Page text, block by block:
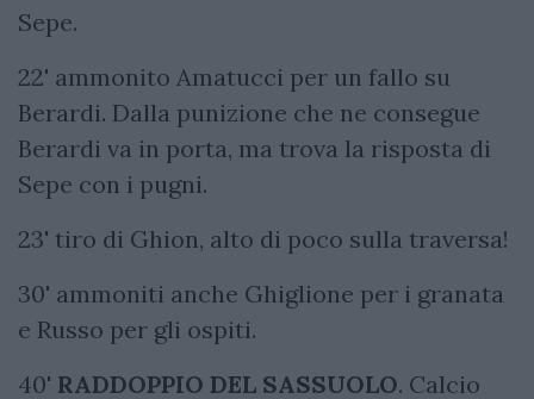
Sepe.
22' ammonito Amatucci per un fallo su
Berardi. Dalla punizione che ne consegue
Berardi va in porta, ma trova la risposta di
Sepe con i pugni.
23' tiro di Ghion, alto di poco sulla traversa!
30' ammoniti anche Ghiglione per i granata
e Russo per gli ospiti.
40' RADDOPPIO DEL SASSUOLO. Calcio